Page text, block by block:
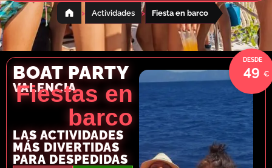
› Actividades › Fiesta en barco
49
BOAT PARTY
VALENCIA
Fiestas en
barco
LAS ACTIVIDADES
MÁS DIVERTIDAS
PARA DESPEDIDAS